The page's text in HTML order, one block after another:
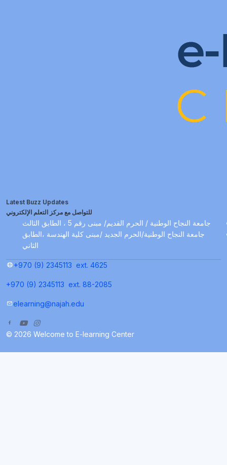
Latest Buzz Updates
للتواصل مع مركز التعلم الإلكتروني
جامعة النجاح الوطنية / الحرم القديم/ مبنى رقم 5 ، الطابق الثالث
جامعة النجاح الوطنية/الحرم الجديد /مبنى كلية الهندسة ،الطابق
الثاني
+970 (9) 2345113 ext. 4625
+970 (9) 2345113 ext. 88-2085
elearning@najah.edu
© 2026 Welcome to E-learning Center